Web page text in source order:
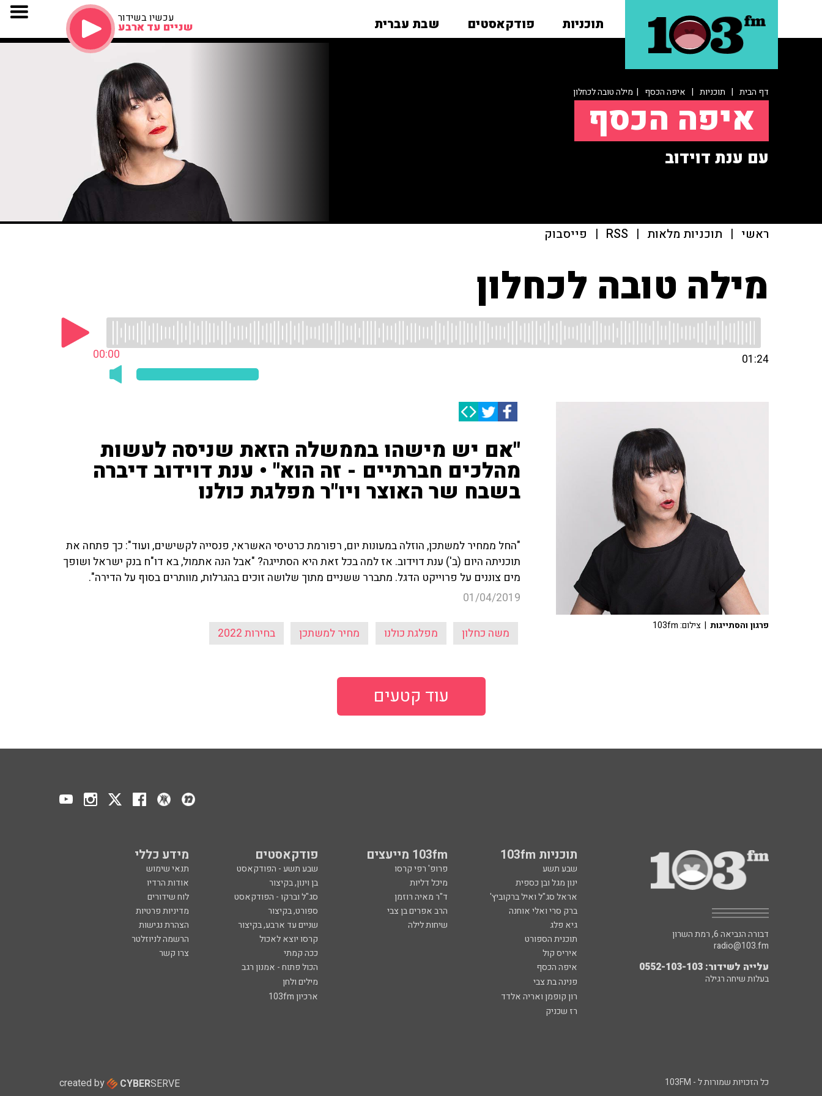
תוכניות פודקאסטים שבת עברית עכשיו בשידור
שניים עד ארבע
דף הבית | תוכניות | איפה הכסף | מילה טובה לכחלון
איפה הכסף
עם ענת דוידוב
ראשי | תוכניות מלאות |
RSS
| פייסבוק
מילה טובה לכחלון
00:00 01:24
"אם יש מישהו בממשלה הזאת שניסה לעשות
מהלכים חברתיים - זה הוא" • ענת דוידוב דיברה
בשבח שר האוצר ויו"ר מפלגת כולנו
"החל ממחיר למשתכן, הוזלה במעונות יום, רפורמת כרטיסי האשראי, פנסייה לקשישים, ועוד": כך פתחה את
תוכניתה היום (ב') ענת דוידוב. אז למה בכל זאת היא הסתייגה? "אבל הנה אתמול, בא דו"ח בנק ישראל ושופך
מים צוננים על פרוייקט הדגל. מתברר ששניים מתוך שלושה זוכים בהגרלות, מוותרים בסוף על הדירה".
01/04/2019
משה כחלון מפלגת כולנו מחיר למשתכן בחירות 2022
פרגון והסתייגות | צילום: 103fm
עוד קטעים
תוכניות 103fm 103fm מייעצים פודקאסטים מידע כללי
שבע תשע פרופ' רפי קרסו שבע תשע - הפודקאסט
תנאי שימוש
ינון מגל ובן כספית
מיכל דליות בן וינון, בקיצור
אודות הרדיו
אראל סג"ל ואיל ברקוביץ'
ד"ר מאיה רוזמן סג"ל וברקו - הפודקאסט
לוח שידורים
ברק סרי ואלי אוחנה
הרב אפרים בן צבי ספורט, בקיצור
מדיניות פרטיות
גיא פלג
שיחות לילה שניים עד ארבע, בקיצור
הצהרת נגישות
תוכנית הספורט
קרסו יוצא לאכול
הרשמה לניוזלטר
איריס קול
ככה קמתי
צרו קשר
איפה הכסף
הכול פתוח - אמנון רגב
פנינה בת צבי
מילים ולחן
רון קופמן ואריה אלדד
ארכיון 103fm
רז שכניק
דבורה הנביאה 6, רמת השרון
radio@103.fm
עלייה לשידור: 0552-103-103
בעלות שיחה רגילה
כל הזכויות שמורות ל - 103FM created by CYBERSERVE